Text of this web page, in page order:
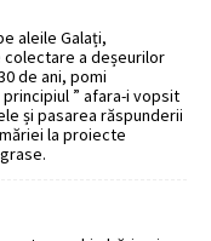
aleile Galați,
colectare a deșeurilor
de ani, pomi
” afara-i vopsit
și pasarea răspunderii
la proiecte